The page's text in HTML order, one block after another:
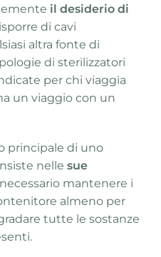
il desiderio di
di cavi
altra fonte di
di sterilizzatori
per chi viaggia
un viaggio con un
principale di uno
nelle sue
mantenere i
almeno per
tutte le sostanze